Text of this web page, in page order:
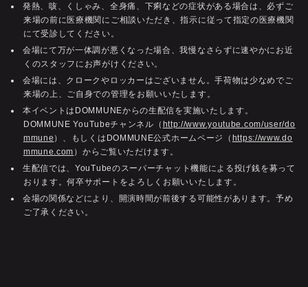
発熱、咳、くしゃみ、全身痛、下痢などの症状がある場合は、必ずご
来場の前に医療機関にご相談いただき、指示に従って指定の医療機関
にて受診してください。
会場にて万が一体調が悪くなった場合、我慢なさらずに速やかにお近
くのスタッフにお声がけください。
会場には、クロークやロッカーはございません。手荷物は少なめでご
来場の上、ご自身での管理をお願いいたします。
本イベントはDOMMUNEからの生配信を実施いたします。
DOMMUNE YouTubeチャンネル（ http://www.youtube.com/user/do
mmune ）、もしくはDOMMUNE公式ホームページ（ https://www.do
mmune.com ）からご覧いただけます。
生配信では、YouTubeのスーパーチャット機能による投げ銭を募って
おります。何卒サポートをよろしくお願いいたします。
会場の関係などにより、開演時間が前後する可能性があります。予め
ご了承ください。